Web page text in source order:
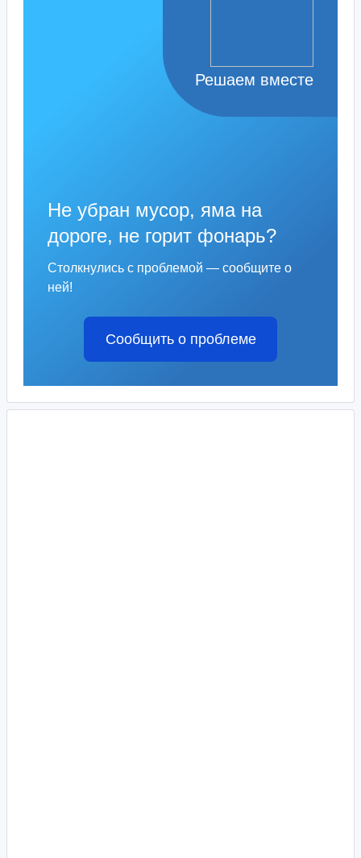
Решаем вместе
Не убран мусор, яма на
дороге, не горит фонарь?
Столкнулись с проблемой — сообщите о
ней!
Сообщить о проблеме